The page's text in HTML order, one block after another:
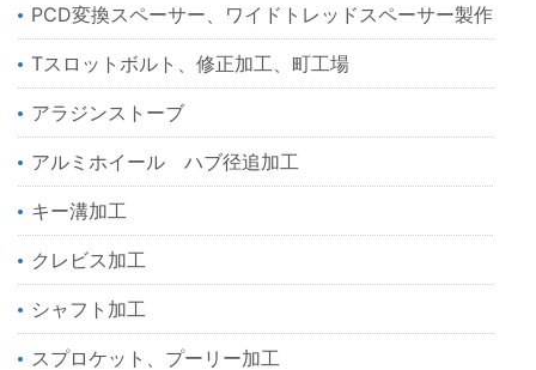
PCD変換スペーサー、ワイドトレッドスペーサー製作
Tスロットボルト、修正加工、町工場
アラジンストーブ
アルミホイール ハブ径追加工
キー溝加工
クレビス加工
シャフト加工
スプロケット、プーリー加工